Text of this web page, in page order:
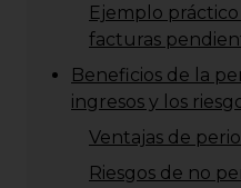
Ejemplo
facturas
Beneficios de la
ingresos y los
Ventajas de
Riesgos de no